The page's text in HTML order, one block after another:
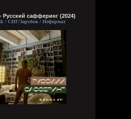
глаза
это мне не зря,
я забрала
в 16:14:24
ай дари дари дари
ай дари дари дари
Русский сафферинг (2024)
/ СНГ/Зарубеж / Неформат